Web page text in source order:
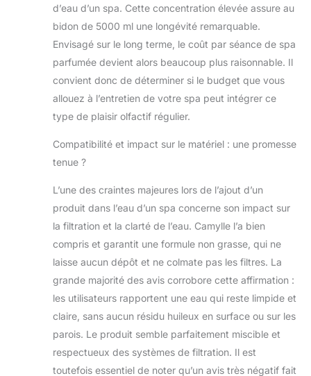
huiles essentielles
sont solubilisées
développée par
Camylle qui rend
le produit volatile
à 100%. Aucune
dans le spa, les
cartouches
désinfection ne
s’encrasse pas
Des notes
musquées boisée
épicées qui se
distinguent par un
mélange subtil de
chaleur et de
douceur et qui
touche de
raffinement et de
d’eau d’un spa. Cette concentration élevée assure au
bidon de 5000 ml une longévité remarquable.
Envisagé sur le long terme, le coût par séance de spa
parfumée devient alors beaucoup plus raisonnable. Il
convient donc de déterminer si le budget que vous
allouez à l’entretien de votre spa peut intégrer ce
type de plaisir olfactif régulier.
Compatibilité et impact sur le matériel : une promesse
tenue ?
L’une des craintes majeures lors de l’ajout d’un
produit dans l’eau d’un spa concerne son impact sur
la filtration et la clarté de l’eau. Camylle l’a bien
compris et garantit une formule non grasse, qui ne
laisse aucun dépôt et ne colmate pas les filtres. La
grande majorité des avis corrobore cette affirmation :
les utilisateurs rapportent une eau qui reste limpide et
claire, sans aucun résidu huileux en surface ou sur les
parois. Le produit semble parfaitement miscible et
respectueux des systèmes de filtration. Il est
toutefois essentiel de noter qu’un avis très négatif fait